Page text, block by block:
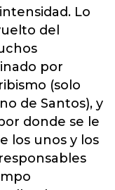
Lo
del
por
(solo
de Santos), y
donde se le
los unos y los